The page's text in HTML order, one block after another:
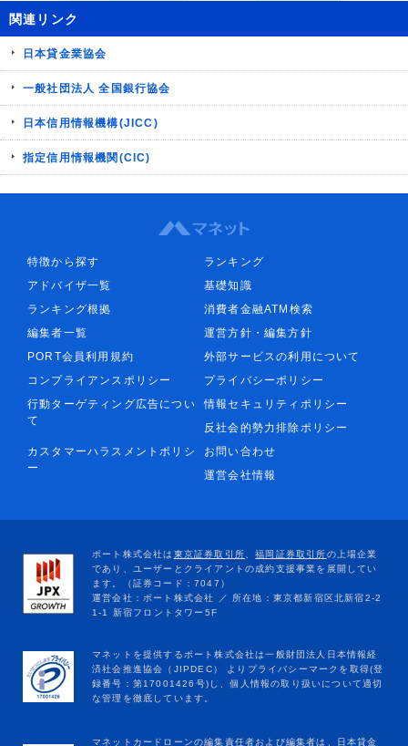
関連リンク
日本貸金業協会
一般社団法人 全国銀行協会
日本信用情報機構(JICC)
指定信用情報機関(CIC)
特徴から探す
ランキング
アドバイザ一覧
基礎知識
ランキング根拠
消費者金融ATM検索
編集者一覧
運営方針・編集方針
PORT会員利用規約
外部サービスの利用について
コンプライアンスポリシー
プライバシーポリシー
行動ターゲティング広告につい
て
情報セキュリティポリシー
反社会的勢力排除ポリシー
カスタマーハラスメントポリシ
ー
お問い合わせ
運営会社情報
マネットカードローンの編集責任者および編集者は、日本貸金